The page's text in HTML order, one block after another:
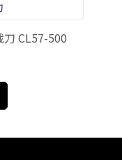
CL57-500